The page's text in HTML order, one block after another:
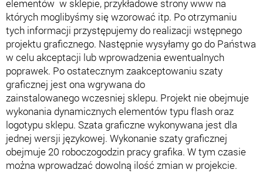
elementów w sklepie, przykładowe strony www na
których moglibyśmy się wzorować itp. Po otrzymaniu
tych informacji przystępujemy do realizacji wstępnego
projektu graficznego. Następnie wysyłamy go do Państwa
w celu akceptacji lub wprowadzenia ewentualnych
poprawek. Po ostatecznym zaakceptowaniu szaty
graficznej jest ona wgrywana do
zainstalowanego wczesniej sklepu. Projekt nie obejmuje
wykonania dynamicznych elementów typu flash oraz
logotypu sklepu. Szata graficzne wykonywana jest dla
jednej wersji językowej. Wykonanie szaty graficznej
obejmuje 20 roboczogodzin pracy grafika. W tym czasie
można wprowadzać dowolną ilość zmian w projekcie.